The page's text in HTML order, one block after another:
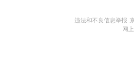
违法和不良信息举报
网